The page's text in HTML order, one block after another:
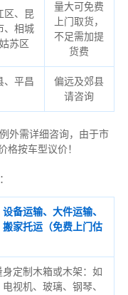
区、昆
、相城
苏区
量大可免费
上门取货，
不足需加提
货费
、平昌
偏远及郊县
请咨询
外需详细咨询，由于市
格按车型议价！
备运输、大件运输、
家托运（免费上门估
定制木箱或木架：如
视机、玻璃、钢琴、